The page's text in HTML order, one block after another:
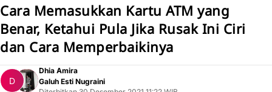
Cara Memasukkan Kartu ATM yang
Benar, Ketahui Pula Jika Rusak Ini Ciri
dan Cara Memperbaikinya
Dhia Amira
Galuh Esti Nugraini